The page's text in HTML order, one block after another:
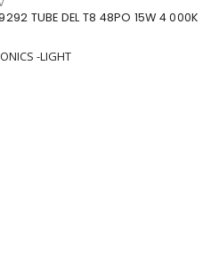
TUBE DEL T8 48PO 15W 4 000K
-LIGHT